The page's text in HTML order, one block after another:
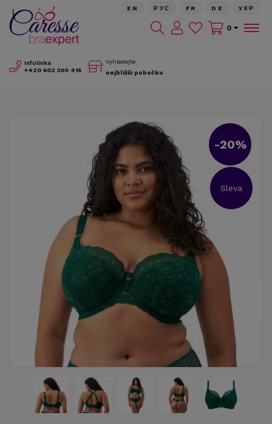
Infolinka
+420 602 300 415
Vyhledejte
nejbližší pobočku
EN РУС FR DE YКР
0
-20%
Sleva